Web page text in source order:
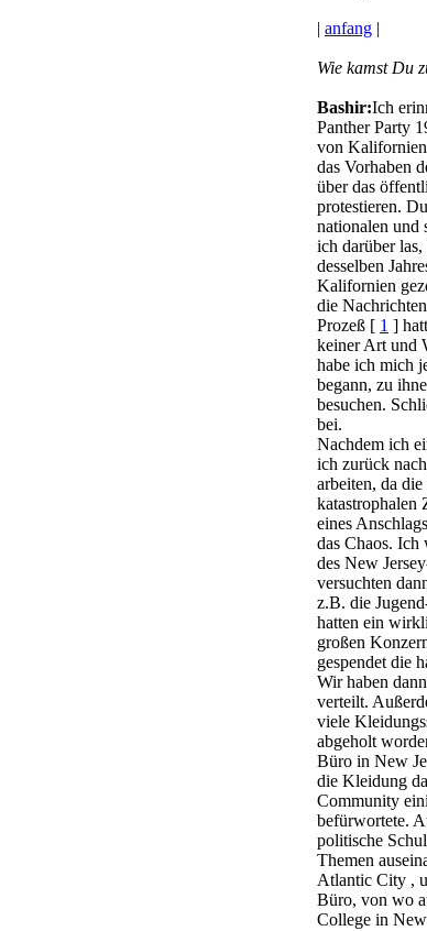
| anfang |
Wie kamst Du
Bashir:Ich
Panther Party
von Kalifornien
das Vorhaben
über das
protestieren.
nationalen und
ich darüber
desselben
Kalifornien
die
Prozeß [ 1 ]
keiner Art und
habe ich mich
begann, zu
besuchen.
bei.
Nachdem ich
ich zurück
arbeiten, da
katastrophalen
eines
das Chaos. Ich
des New
versuchten
z.B. die
hatten ein
großen
gespendet die
Wir haben
verteilt.
viele
abgeholt
Büro in New
die Kleidung
Community
befürwortete.
politische
Themen
Atlantic City ,
Büro, von wo
College in